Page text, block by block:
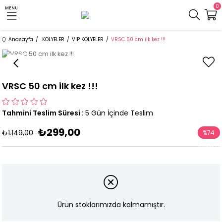
MENU 0
Anasayfa KOLYELER VIP KOLYELER VRSC 50 cm ilk kez !!!
VRSC 50 cm ilk kez !!!
Tahmini Teslim Süresi : 5 Gün İçinde Teslim
₺1.149,00 ₺299,00 %74
İndirim
Ürün stoklarımızda kalmamıştır.